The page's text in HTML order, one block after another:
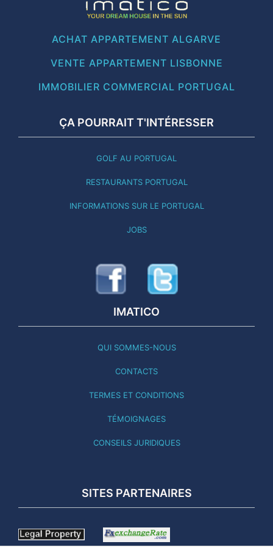
ACHAT APPARTEMENT ALGARVE
VENTE APPARTEMENT LISBONNE
IMMOBILIER COMMERCIAL PORTUGAL
ÇA POURRAIT T'INTÉRESSER
GOLF AU PORTUGAL
RESTAURANTS PORTUGAL
INFORMATIONS SUR LE PORTUGAL
JOBS
IMATICO
QUI SOMMES-NOUS
CONTACTS
TERMES ET CONDITIONS
TÉMOIGNAGES
CONSEILS JURIDIQUES
SITES PARTENAIRES